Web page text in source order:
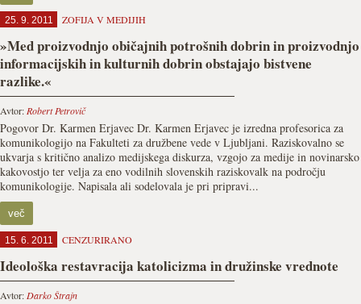
25. 9. 2011 ZOFIJA V MEDIJIH
»Med proizvodnjo običajnih potrošnih dobrin in proizvodnjo
informacijskih in kulturnih dobrin obstajajo bistvene
razlike.«
Avtor: Robert Petrovič
Pogovor Dr. Karmen Erjavec Dr. Karmen Erjavec je izredna profesorica za
komunikologijo na Fakulteti za družbene vede v Ljubljani. Raziskovalno se
ukvarja s kritično analizo medijskega diskurza, vzgojo za medije in novinarsko
kakovostjo ter velja za eno vodilnih slovenskih raziskovalk na področju
komunikologije. Napisala ali sodelovala je pri pripravi...
več
15. 6. 2011 CENZURIRANO
Ideološka restavracija katolicizma in družinske vrednote
Avtor: Darko Štrajn